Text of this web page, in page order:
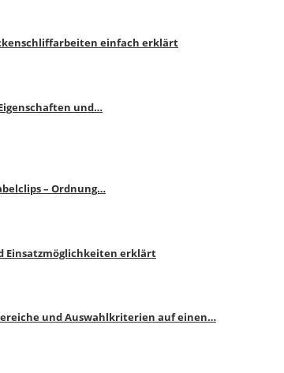
einfach erklärt
und…
– Ordnung…
Einsatzmöglichkeiten erklärt
und Auswahlkriterien auf einen…